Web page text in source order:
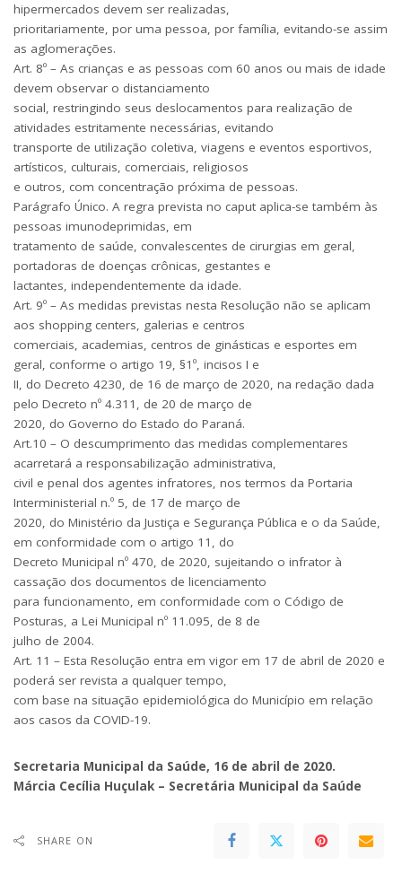
hipermercados devem ser realizadas,
prioritariamente, por uma pessoa, por família, evitando-se assim
as aglomerações.
Art. 8º – As crianças e as pessoas com 60 anos ou mais de idade
devem observar o distanciamento
social, restringindo seus deslocamentos para realização de
atividades estritamente necessárias, evitando
transporte de utilização coletiva, viagens e eventos esportivos,
artísticos, culturais, comerciais, religiosos
e outros, com concentração próxima de pessoas.
Parágrafo Único. A regra prevista no caput aplica-se também às
pessoas imunodeprimidas, em
tratamento de saúde, convalescentes de cirurgias em geral,
portadoras de doenças crônicas, gestantes e
lactantes, independentemente da idade.
Art. 9º – As medidas previstas nesta Resolução não se aplicam
aos shopping centers, galerias e centros
comerciais, academias, centros de ginásticas e esportes em
geral, conforme o artigo 19, §1º, incisos I e
II, do Decreto 4230, de 16 de março de 2020, na redação dada
pelo Decreto nº 4.311, de 20 de março de
2020, do Governo do Estado do Paraná.
Art.10 – O descumprimento das medidas complementares
acarretará a responsabilização administrativa,
civil e penal dos agentes infratores, nos termos da Portaria
Interministerial n.º 5, de 17 de março de
2020, do Ministério da Justiça e Segurança Pública e o da Saúde,
em conformidade com o artigo 11, do
Decreto Municipal nº 470, de 2020, sujeitando o infrator à
cassação dos documentos de licenciamento
para funcionamento, em conformidade com o Código de
Posturas, a Lei Municipal nº 11.095, de 8 de
julho de 2004.
Art. 11 – Esta Resolução entra em vigor em 17 de abril de 2020 e
poderá ser revista a qualquer tempo,
com base na situação epidemiológica do Município em relação
aos casos da COVID-19.
Secretaria Municipal da Saúde, 16 de abril de 2020.
Márcia Cecília Huçulak – Secretária Municipal da Saúde
SHARE ON